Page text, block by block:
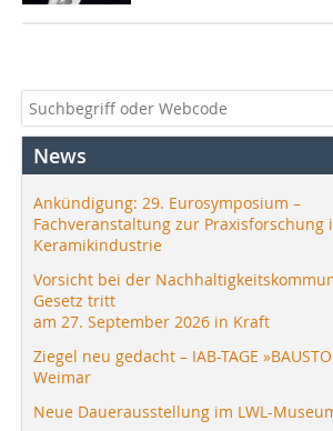
News
Ankündigung: 29. Eurosymposium –
Fachveranstaltung zur Praxisforschung
Keramikindustrie
Vorsicht bei der
Gesetz tritt
am 27. September 2026 in Kraft
Ziegel neu gedacht – IAB-TAGE
Weimar
Neue Dauerausstellung im LWL-